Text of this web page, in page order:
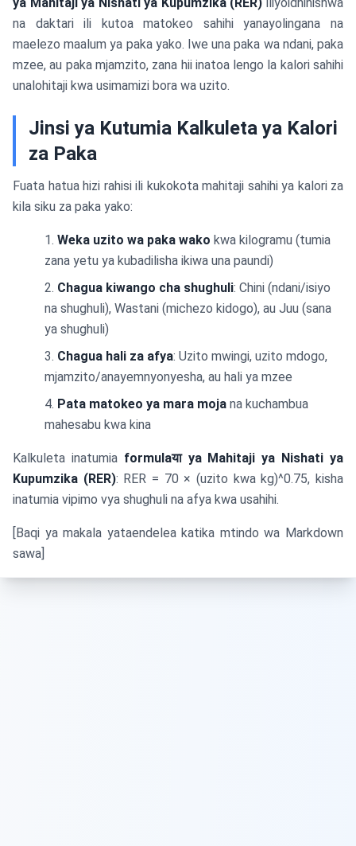
na daktari ili kutoa matokeo sahihi yanayolingana na
maelezo maalum ya paka yako. Iwe una paka wa ndani, paka
mzee, au paka mjamzito, zana hii inatoa lengo la kalori sahihi
unalohitaji kwa usimamizi bora wa uzito.
Jinsi ya Kutumia Kalkuleta ya Kalori
za Paka
Fuata hatua hizi rahisi ili kukokota mahitaji sahihi ya kalori za
kila siku za paka yako:
Weka uzito wa paka wako kwa kilogramu (tumia
zana yetu ya kubadilisha ikiwa una paundi)
Chagua kiwango cha shughuli: Chini (ndani/isiyo
na shughuli), Wastani (michezo kidogo), au Juu (sana
ya shughuli)
Chagua hali za afya: Uzito mwingi, uzito mdogo,
mjamzito/anayemnyonyesha, au hali ya mzee
Pata matokeo ya mara moja na kuchambua
mahesabu kwa kina
Kalkuleta inatumia formulaया ya Mahitaji ya Nishati ya
Kupumzika (RER): RER = 70 × (uzito kwa kg)^0.75, kisha
inatumia vipimo vya shughuli na afya kwa usahihi.
[Baqi ya makala yataendelea katika mtindo wa Markdown
sawa]